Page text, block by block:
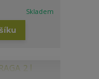
Skladem